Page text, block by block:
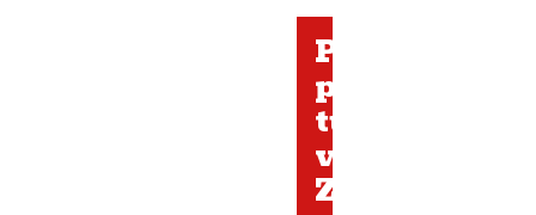
Proti
tudi
v
Zagrebu